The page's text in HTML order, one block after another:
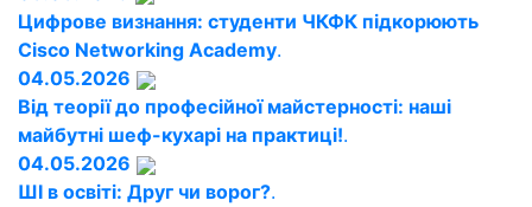
Цифрове визнання: студенти ЧКФК підкорюють
Cisco Networking Academy.
04.05.2026
Від теорії до професійної майстерності: наші
майбутні шеф-кухарі на практиці!.
04.05.2026
ШІ в освіті: Друг чи ворог?.